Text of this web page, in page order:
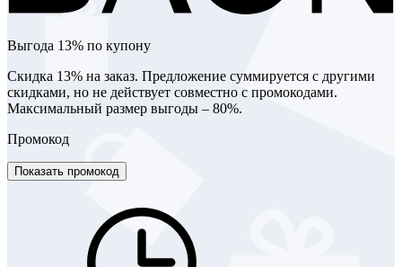
Выгода 13% по купону
Скидка 13% на заказ. Предложение суммируется с другими
скидками, но не действует совместно с промокодами.
Максимальный размер выгоды – 80%.
Промокод
Показать промокод